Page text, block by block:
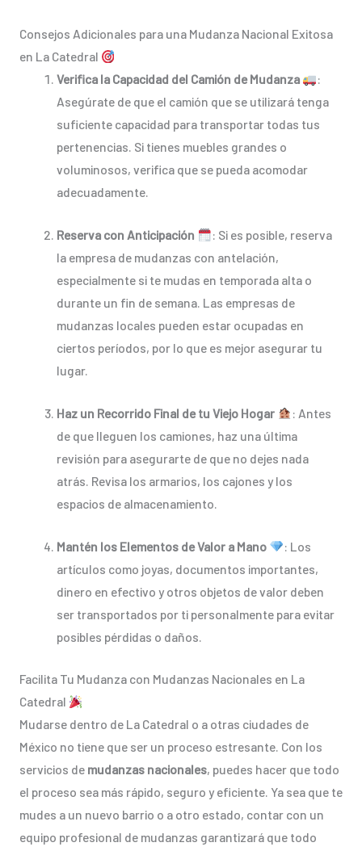
Consejos Adicionales para una Mudanza Nacional Exitosa
en La Catedral
Verifica la Capacidad del Camión de Mudanza
:
Asegúrate de que el camión que se utilizará tenga
suficiente capacidad para transportar todas tus
pertenencias. Si tienes muebles grandes o
voluminosos, verifica que se pueda acomodar
adecuadamente.
Reserva con Anticipación
: Si es posible, reserva
la empresa de mudanzas con antelación,
especialmente si te mudas en temporada alta o
durante un fin de semana. Las empresas de
mudanzas locales pueden estar ocupadas en
ciertos períodos, por lo que es mejor asegurar tu
lugar.
Haz un Recorrido Final de tu Viejo Hogar
: Antes
de que lleguen los camiones, haz una última
revisión para asegurarte de que no dejes nada
atrás. Revisa los armarios, los cajones y los
espacios de almacenamiento.
Mantén los Elementos de Valor a Mano
: Los
artículos como joyas, documentos importantes,
dinero en efectivo y otros objetos de valor deben
ser transportados por ti personalmente para evitar
posibles pérdidas o daños.
Facilita Tu Mudanza con Mudanzas Nacionales en La
Catedral
Mudarse dentro de La Catedral o a otras ciudades de
México no tiene que ser un proceso estresante. Con los
servicios de mudanzas nacionales, puedes hacer que todo
el proceso sea más rápido, seguro y eficiente. Ya sea que te
mudes a un nuevo barrio o a otro estado, contar con un
equipo profesional de mudanzas garantizará que todo